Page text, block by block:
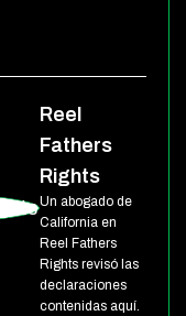
Reel
Fathers
Rights
Un abogado de
California en
Reel Fathers
Rights revisó las
declaraciones
contenidas aquí.